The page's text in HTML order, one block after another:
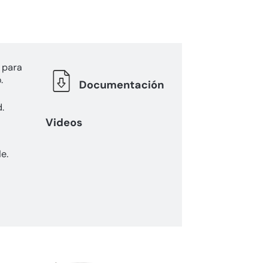
Documentación
Videos